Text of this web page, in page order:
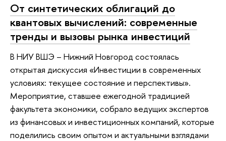
От синтетических облигаций до
квантовых вычислений: современные
тренды и вызовы рынка инвестиций
В НИУ ВШЭ – Нижний Новгород состоялась
открытая дискуссия «Инвестиции в современных
условиях: текущее состояние и перспективы».
Мероприятие, ставшее ежегодной традицией
факультета экономики, собрало ведущих экспертов
из финансовых и инвестиционных компаний, которые
поделились своим опытом и актуальными взглядами